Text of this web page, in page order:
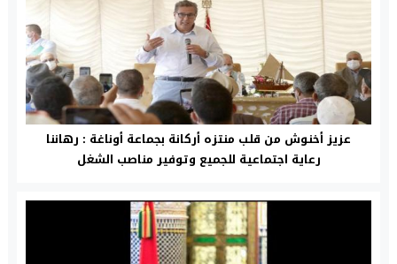
عزيز أخنوش من قلب منتزه أركانة بجماعة أوناغة : رهاننا
رعاية اجتماعية للجميع وتوفير مناصب الشغل